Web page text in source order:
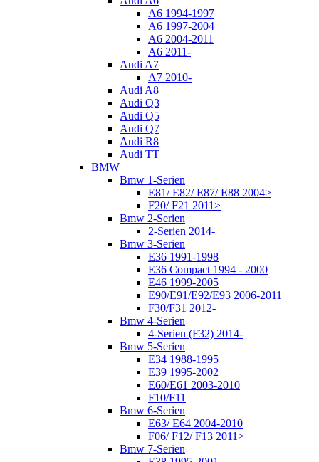
A6 1994-1997
A6 1997-2004
A6 2004-2011
A6 2011-
Audi A7
A7 2010-
Audi A8
Audi Q3
Audi Q5
Audi Q7
Audi R8
Audi TT
BMW
Bmw 1-Serien
E81/ E82/ E87/ E88 2004>
F20/ F21 2011>
Bmw 2-Serien
2-Serien 2014-
Bmw 3-Serien
E36 1991-1998
E36 Compact 1994 - 2000
E46 1999-2005
E90/E91/E92/E93 2006-2011
F30/F31 2012-
Bmw 4-Serien
4-Serien (F32) 2014-
Bmw 5-Serien
E34 1988-1995
E39 1995-2002
E60/E61 2003-2010
F10/F11
Bmw 6-Serien
E63/ E64 2004-2010
F06/ F12/ F13 2011>
Bmw 7-Serien